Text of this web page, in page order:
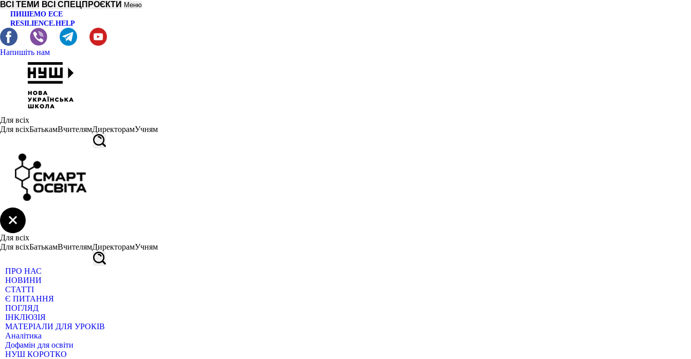
ВСІ ТЕМИ ВСІ СПЕЦПРОЄКТИ Меню
ПИШЕМО ЕСЕ
RESILIENCE.HELP
Напишіть нам
Для всіх
Для всіхБатькамВчителямДиректорамУчням
Для всіх
Для всіхБатькамВчителямДиректорамУчням
ПРО НАС
НОВИНИ
СТАТТІ
Є ПИТАННЯ
ПОГЛЯД
ІНКЛЮЗІЯ
МАТЕРІАЛИ ДЛЯ УРОКІВ
Аналітика
Дофамін для освіти
НУШ КОРОТКО